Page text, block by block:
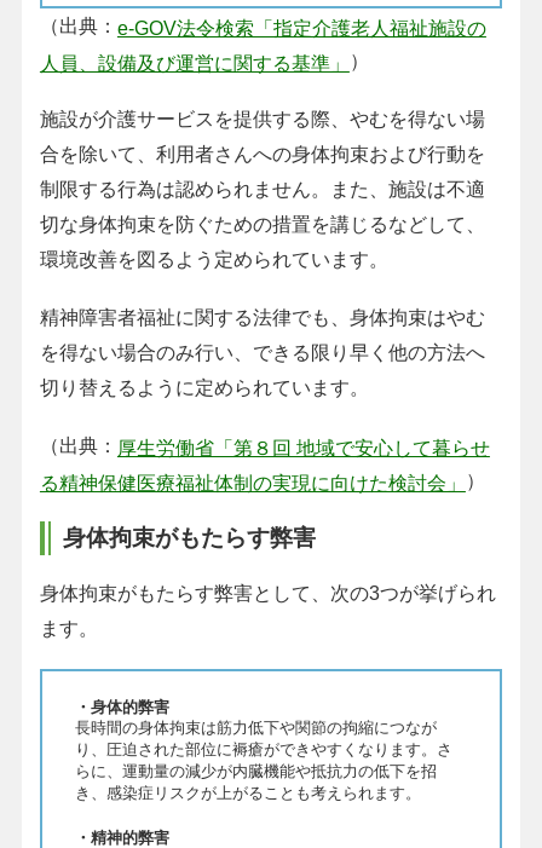
（出典： e-GOV法令検索「指定介護老人福祉施設の
人員、設備及び運営に関する基準」
）
施設が介護サービスを提供する際、やむを得ない場
合を除いて、利用者さんへの身体拘束および行動を
制限する行為は認められません。また、施設は不適
切な身体拘束を防ぐための措置を講じるなどして、
環境改善を図るよう定められています。
精神障害者福祉に関する法律でも、身体拘束はやむ
を得ない場合のみ行い、できる限り早く他の方法へ
切り替えるように定められています。
（出典： 厚生労働省「第８回 地域で安心して暮らせ
る精神保健医療福祉体制の実現に向けた検討会」
）
身体拘束がもたらす弊害
身体拘束がもたらす弊害として、次の3つが挙げられ
ます。
・身体的弊害
長時間の身体拘束は筋力低下や関節の拘縮につなが
り、圧迫された部位に褥瘡ができやすくなります。さ
らに、運動量の減少が内臓機能や抵抗力の低下を招
き、感染症リスクが上がることも考えられます。
・精神的弊害